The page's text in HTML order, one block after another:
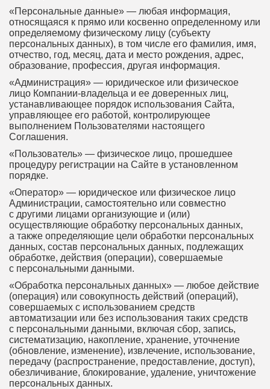
«Персональные данные» — любая информация,
относящаяся к прямо или косвенно определенному или
определяемому физическому лицу (субъекту
персональных данных), в том числе его фамилия, имя,
отчество, год, месяц, дата и место рождения, адрес,
образование, профессия, другая информация.
«Администрация» — юридическое или физическое
лицо Компании-владельца и ее доверенных лиц,
устанавливающее порядок использования Сайта,
управляющее его работой, контролирующее
выполнением Пользователями настоящего
Соглашения.
«Пользователь» — физическое лицо, прошедшее
процедуру регистрации на Сайте в установленном
порядке.
«Оператор» — юридическое или физическое лицо
Администрации, самостоятельно или совместно
с другими лицами организующие и (или)
осуществляющие обработку персональных данных,
а также определяющие цели обработки персональных
данных, состав персональных данных, подлежащих
обработке, действия (операции), совершаемые
с персональными данными.
«Обработка персональных данных» — любое действие
(операция) или совокупность действий (операций),
совершаемых с использованием средств
автоматизации или без использования таких средств
с персональными данными, включая сбор, запись,
систематизацию, накопление, хранение, уточнение
(обновление, изменение), извлечение, использование,
передачу (распространение, предоставление, доступ),
обезличивание, блокирование, удаление, уничтожение
персональных данных.